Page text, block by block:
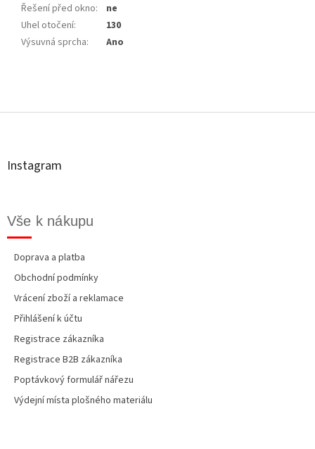
Řešení před okno:
ne
Uhel otočení:
130
Výsuvná sprcha: Ano
á
Instagram
Vše k nákupu
Doprava a platba
Obchodní podmínky
Vrácení zboží a reklamace
Přihlášení k účtu
Registrace zákazníka
Registrace B2B zákazníka
Poptávkový formulář nářezu
Výdejní místa plošného materiálu